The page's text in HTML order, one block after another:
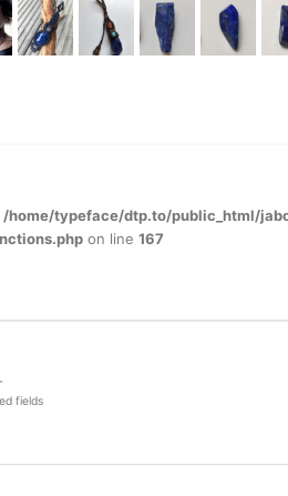
/home/typeface/dtp.to/public_html/
on line 167
fields